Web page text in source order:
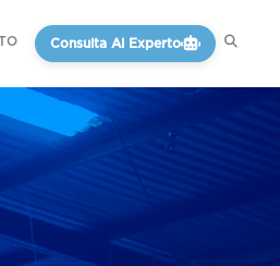
Consulta Al Experto